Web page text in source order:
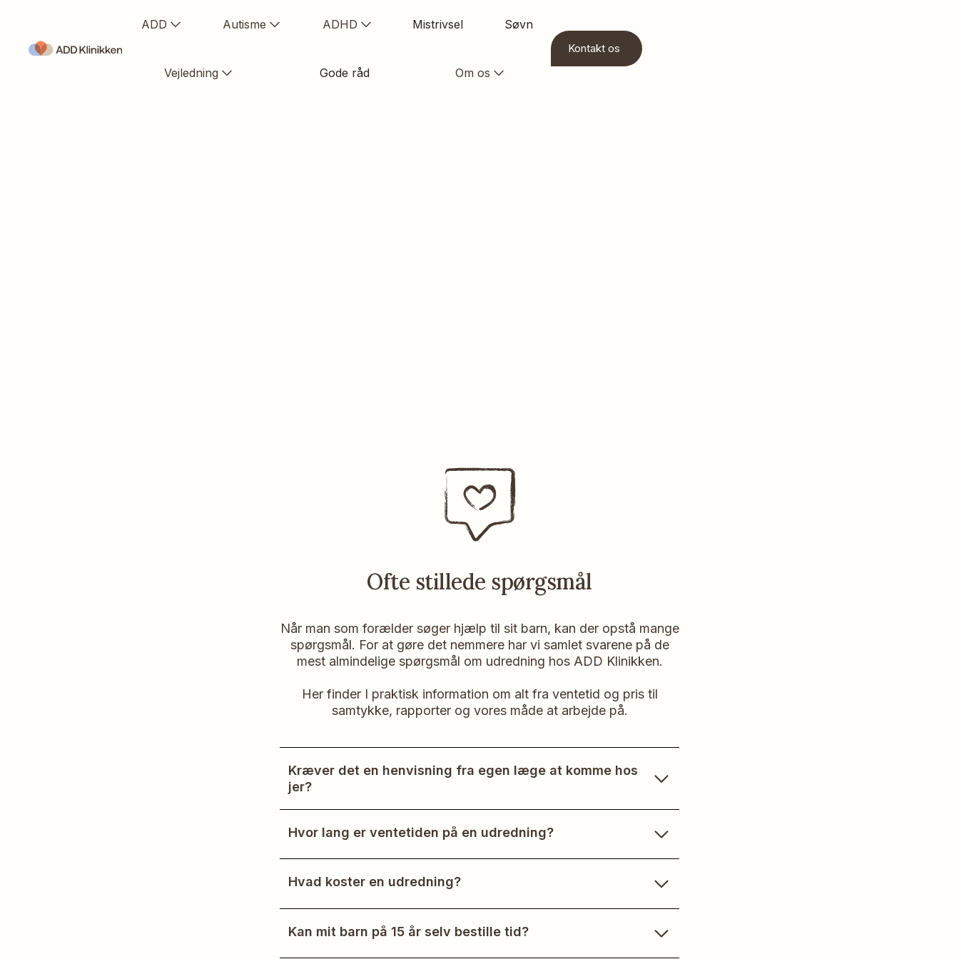
ADD Autisme ADHD Mistrivsel Søvn
Vejledning Gode råd Om os
Kontakt os
Ofte stillede spørgsmål
Når man som forælder søger hjælp til sit barn, kan der opstå mange
spørgsmål. For at gøre det nemmere har vi samlet svarene på de
mest almindelige spørgsmål om udredning hos ADD Klinikken.
Her finder I praktisk information om alt fra ventetid og pris til
samtykke, rapporter og vores måde at arbejde på.
Kræver det en henvisning fra egen læge at komme hos
jer?
henvisning. I betaler selv for udredningen, og derfor undgår I
Hvor lang er ventetiden på en udredning?
kan vi tilbyde en tid indenfor få uger.
Hvad koster en udredning?
brug for. Kontakt os gerne for et konkret tilbud.
Se priser her →
Kan mit barn på 15 år selv bestille tid?